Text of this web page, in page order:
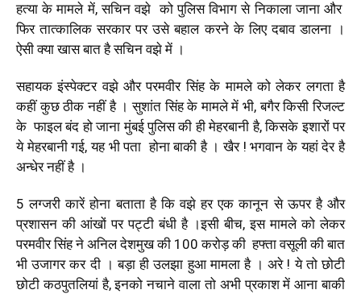
हत्या के मामले में, सचिन वझे को पुलिस विभाग से निकाला जाना और
फिर तात्कालिक सरकार पर उसे बहाल करने के लिए दबाव डालना ।
ऐसी क्या खास बात है सचिन वझे में ।
सहायक इंस्पेक्टर वझे और परमवीर सिंह के मामले को लेकर लगता है
कहीं कुछ ठीक नहीं है । सुशांत सिंह के मामले में भी, बगैर किसी रिजल्ट
के फाइल बंद हो जाना मुंबई पुलिस की ही मेहरबानी है, किसके इशारों पर
ये मेहरबानी गई, यह भी पता होना बाकी है । खैर ! भगवान के यहां देर है
अन्धेर नहीं है ।
5 लग्जरी कारें होना बताता है कि वझे हर एक कानून से ऊपर है और
प्रशासन की आंखों पर पट्टी बंधी है ।इसी बीच, इस मामले को लेकर
परमवीर सिंह ने अनिल देशमुख की 100 करोड़ की हफ्ता वसूली की बात
भी उजागर कर दी । बड़ा ही उलझा हुआ मामला है । अरे ! ये तो छोटी
छोटी कठपुतलियां है, इनको नचाने वाला तो अभी प्रकाश में आना बाकी